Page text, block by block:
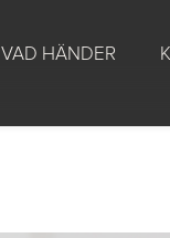
VAD HÄNDER